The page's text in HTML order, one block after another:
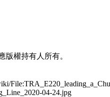
版權持有人所有。
04-24.jpg